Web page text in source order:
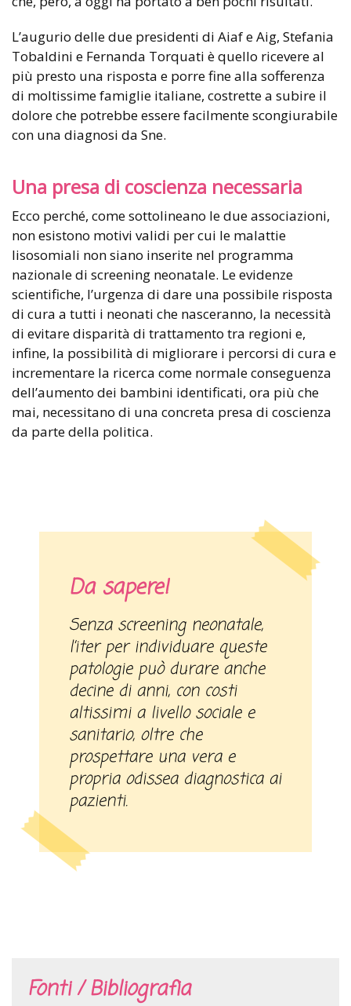
L’augurio delle due presidenti di Aiaf e Aig, Stefania
Tobaldini e Fernanda Torquati è quello ricevere al
più presto una risposta e porre fine alla sofferenza
di moltissime famiglie italiane, costrette a subire il
dolore che potrebbe essere facilmente scongiurabile
con una diagnosi da Sne.
Una presa di coscienza necessaria
Ecco perché, come sottolineano le due associazioni,
non esistono motivi validi per cui le malattie
lisosomiali non siano inserite nel programma
nazionale di screening neonatale. Le evidenze
scientifiche, l’urgenza di dare una possibile risposta
di cura a tutti i neonati che nasceranno, la necessità
di evitare disparità di trattamento tra regioni e,
infine, la possibilità di migliorare i percorsi di cura e
incrementare la ricerca come normale conseguenza
dell’aumento dei bambini identificati, ora più che
mai, necessitano di una concreta presa di coscienza
da parte della politica.
Da sapere!
Senza screening neonatale,
l’iter per individuare queste
patologie può durare anche
decine di anni, con costi
altissimi a livello sociale e
sanitario, oltre che
prospettare una vera e
propria odissea diagnostica ai
pazienti.
Fonti / Bibliografia